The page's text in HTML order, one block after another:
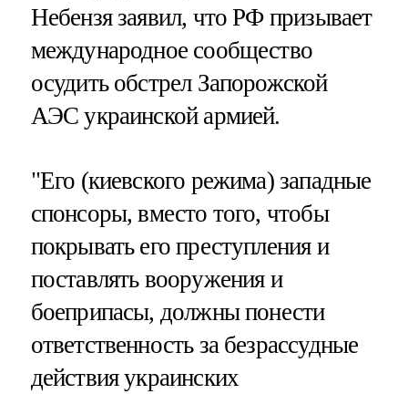
Небензя заявил, что РФ призывает
международное сообщество
осудить обстрел Запорожской
АЭС украинской армией.
"Его (киевского режима) западные
спонсоры, вместо того, чтобы
покрывать его преступления и
поставлять вооружения и
боеприпасы, должны понести
ответственность за безрассудные
действия украинских